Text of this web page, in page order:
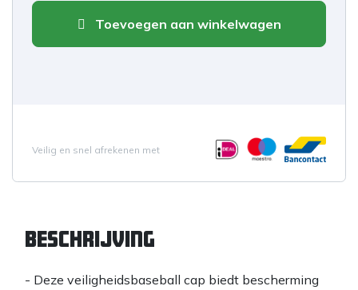
Toevoegen aan winkelwagen
Veilig en snel afrekenen met
Beschrijving
- Deze veiligheidsbaseball cap biedt bescherming